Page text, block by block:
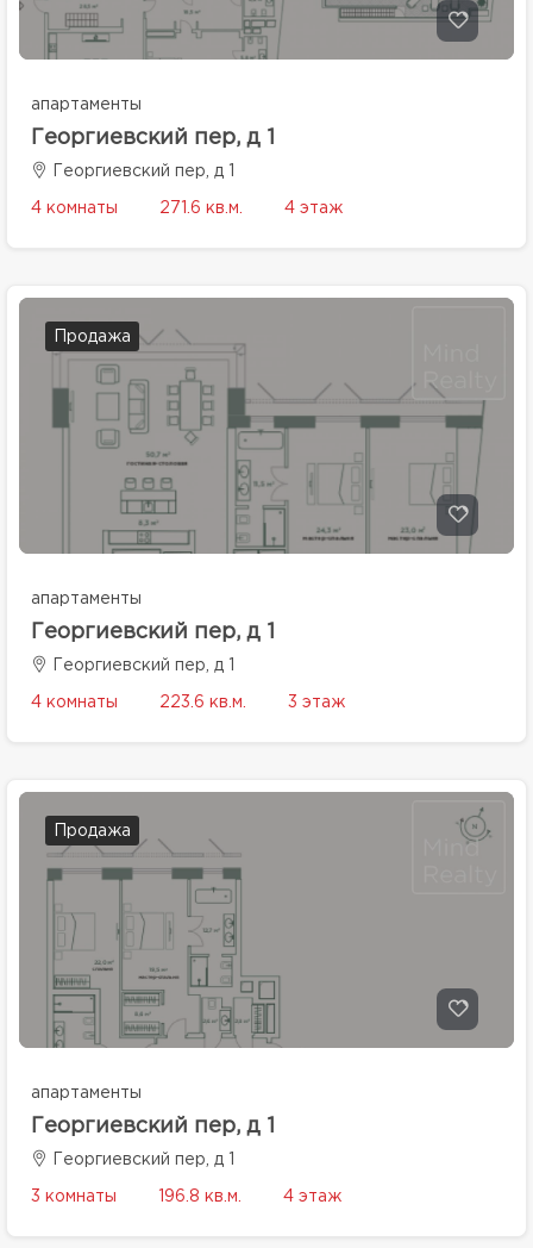
апартаменты
Георгиевский пер, д 1
Георгиевский пер, д 1
4 комнаты 271.6 кв.м. 4 этаж
Продажа
апартаменты
Георгиевский пер, д 1
Георгиевский пер, д 1
4 комнаты 223.6 кв.м. 3 этаж
Продажа
апартаменты
Георгиевский пер, д 1
Георгиевский пер, д 1
3 комнаты 196.8 кв.м. 4 этаж